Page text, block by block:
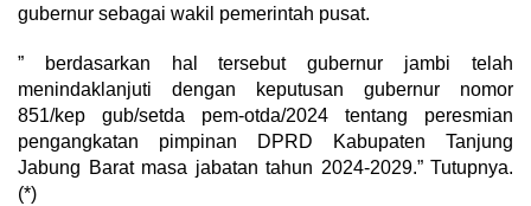
gubernur sebagai wakil pemerintah pusat.
” berdasarkan hal tersebut gubernur jambi telah
menindaklanjuti dengan keputusan gubernur nomor
851/kep gub/setda pem-otda/2024 tentang peresmian
pengangkatan pimpinan DPRD Kabupaten Tanjung
Jabung Barat masa jabatan tahun 2024-2029.” Tutupnya.
(*)